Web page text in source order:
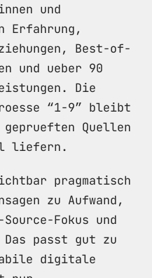
und
Erfahrung,
Best-of-
und ueber 90
Die
“1-9” bleibt
Quellen
liefern.
pragmatisch
zu Aufwand,
Fokus und
passt gut zu
digitale